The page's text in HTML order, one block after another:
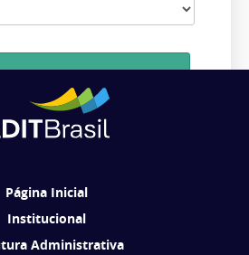
em receber comunicações da ADIT
Página Inicial
Institucional
Administrativa